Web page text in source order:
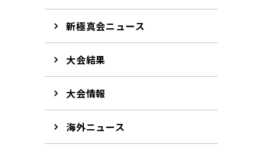
新極真会ニュース
大会結果
大会情報
海外ニュース